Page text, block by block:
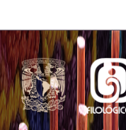
Contenido
principal
Barra
lateral